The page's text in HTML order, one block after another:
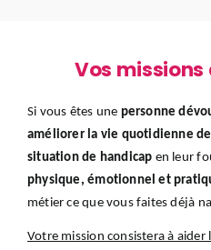
Vos
Si vous êtes une personne
améliorer la vie quotidienne
situation de handicap en leur
physique, émotionnel et
métier ce que vous faites déjà
Votre mission consistera à aider